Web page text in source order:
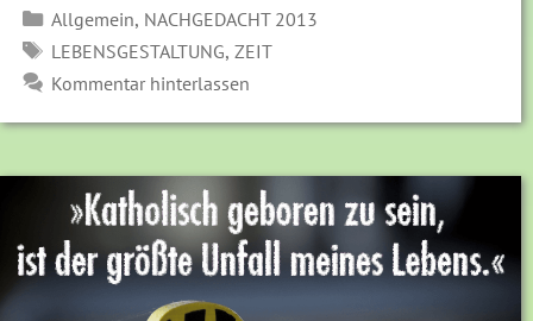
Kategorien
Allgemein, NACHGEDACHT 2013
SCHLAGWÖRTER
LEBENSGESTALTUNG, ZEIT
Kommentar hinterlassen